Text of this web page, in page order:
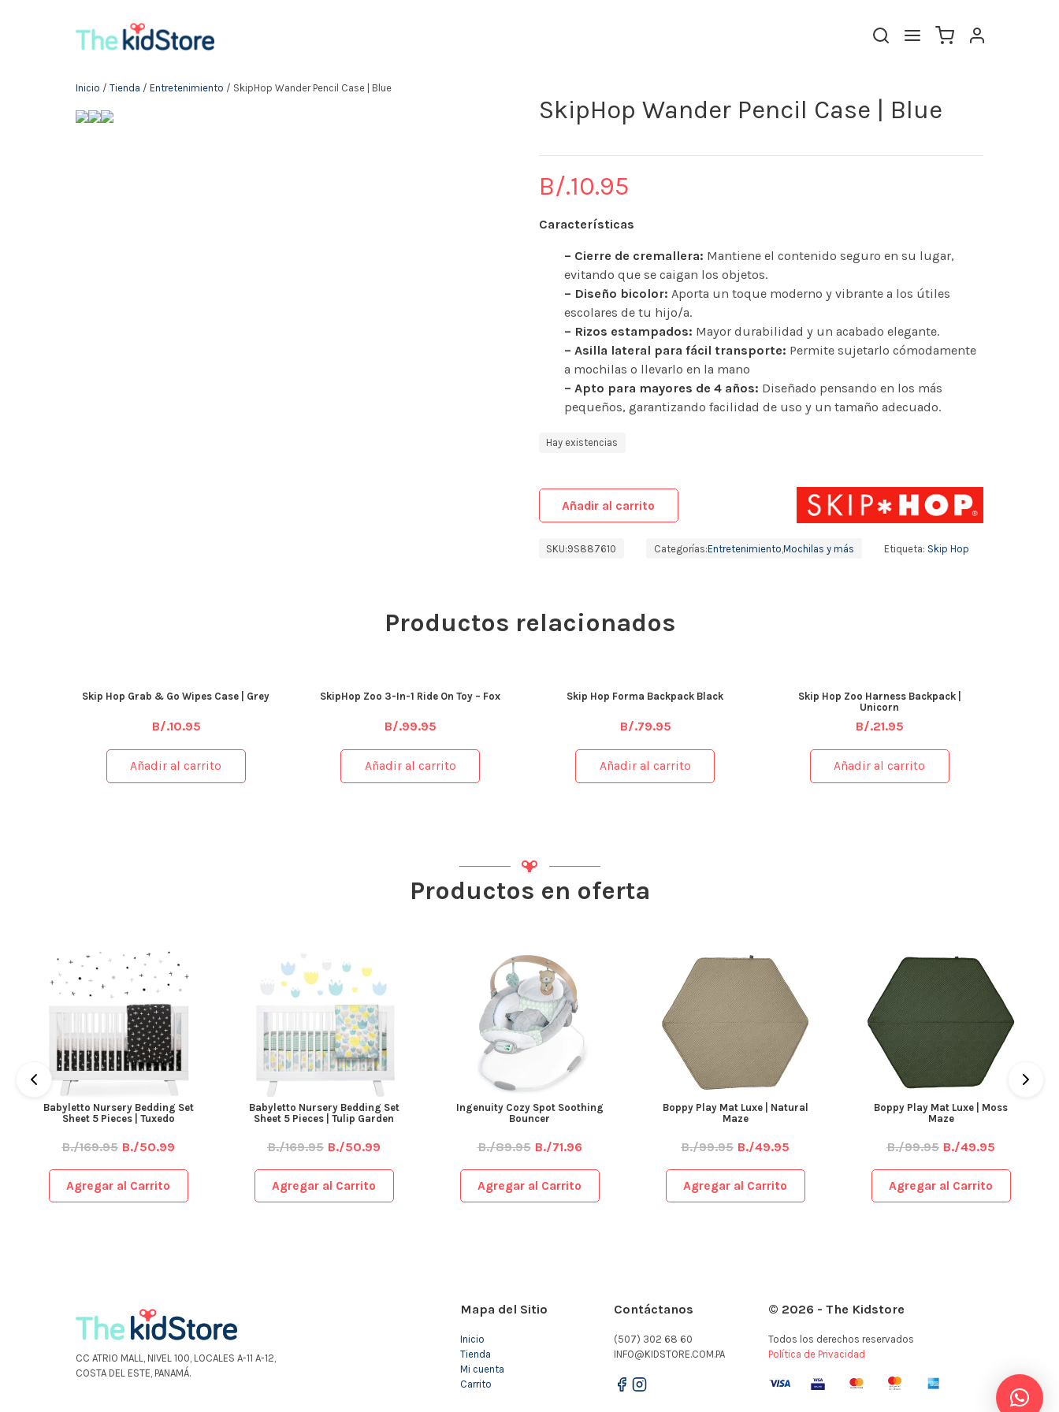
Inicio / Tienda / Entretenimiento / SkipHop Wander Pencil Case | Blue
SkipHop Wander Pencil Case | Blue
B/.10.95
Características
– Cierre de cremallera: Mantiene el contenido seguro en su lugar,
evitando que se caigan los objetos.
– Diseño bicolor: Aporta un toque moderno y vibrante a los útiles
escolares de tu hijo/a.
– Rizos estampados: Mayor durabilidad y un acabado elegante.
– Asilla lateral para fácil transporte: Permite sujetarlo cómodamente
a mochilas o llevarlo en la mano
– Apto para mayores de 4 años: Diseñado pensando en los más
pequeños, garantizando facilidad de uso y un tamaño adecuado.
Hay existencias
Añadir al carrito
SKU:9S887610 Categorías:Entretenimiento Mochilas y más Etiqueta: Skip Hop
Productos relacionados
Skip Hop Grab & Go Wipes Case | Grey
B/.10.95
Añadir al carrito
SkipHop Zoo 3-In-1 Ride On Toy – Fox
B/.99.95
Añadir al carrito
Skip Hop Forma Backpack Black
B/.79.95
Añadir al carrito
Skip Hop Zoo Harness Backpack |
Unicorn
B/.21.95
Añadir al carrito
Productos en oferta
Babyletto Nursery Bedding Set
Sheet 5 Pieces | Tuxedo
B./169.95 B./50.99
Agregar al Carrito
Babyletto Nursery Bedding Set
Sheet 5 Pieces | Tulip Garden
B./169.95 B./50.99
Agregar al Carrito
Ingenuity Cozy Spot Soothing
Bouncer
B./89.95 B./71.96
Agregar al Carrito
Boppy Play Mat Luxe | Natural
Maze
B./99.95 B./49.95
Agregar al Carrito
Boppy Play Mat Luxe | Moss
Maze
B./99.95 B./49.95
Agregar al Carrito
CC ATRIO MALL, NIVEL 100, LOCALES A-11 A-12,
COSTA DEL ESTE, PANAMÁ.
Mapa del Sitio
Inicio
Tienda
Mi cuenta
Carrito
Contáctanos
(507) 302 68 60
INFO@KIDSTORE.COM.PA
© 2026 - The Kidstore
Todos los derechos reservados
Política de Privacidad